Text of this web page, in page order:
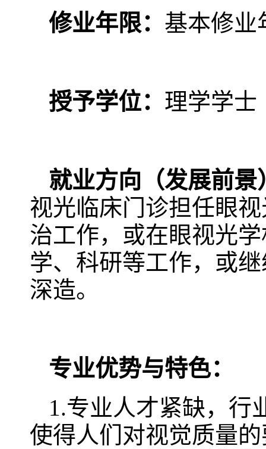
修业年限： 基本修业
授予学位： 理学学士
就业方向（发展前景
视光临床门诊担任眼
治工作，或在眼视光
学、科研等工作，或
深造。
专业优势与特色：
1.专业人才紧缺，行
使得人们对视觉质量